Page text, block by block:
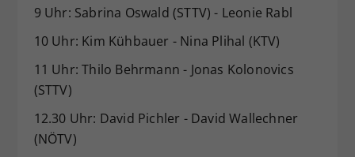
9 Uhr: Sabrina Oswald (STTV) - Leonie Rabl
10 Uhr: Kim Kühbauer - Nina Plihal (KTV)
11 Uhr: Thilo Behrmann - Jonas Kolonovics
(STTV)
12.30 Uhr: David Pichler - David Wallechner
(NÖTV)